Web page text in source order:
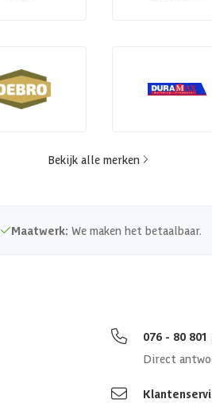
Bekijk alle merken
Maatwerk: We maken het betaalbaar.
076 - 80 801
Direct